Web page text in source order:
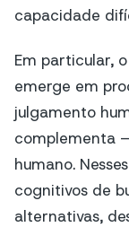
capacidade
Em particular,
emerge em
julgamento
complementa
humano.
cognitivos de
alternativas,